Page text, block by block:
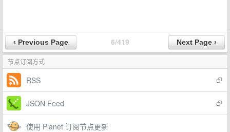
6/419
节点订阅方式
RSS
JSON Feed
使用 Planet 订阅节点更新